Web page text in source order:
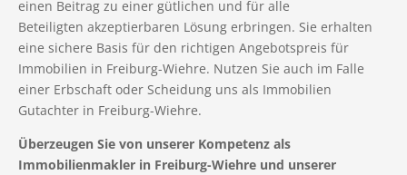
einen Beitrag zu einer gütlichen und für alle
Beteiligten akzeptierbaren Lösung erbringen. Sie erhalten
eine sichere Basis für den richtigen Angebotspreis für
Immobilien in Freiburg-Wiehre. Nutzen Sie auch im Falle
einer Erbschaft oder Scheidung uns als Immobilien
Gutachter in Freiburg-Wiehre.
Überzeugen Sie von unserer Kompetenz als
Immobilienmakler in Freiburg-Wiehre und unserer